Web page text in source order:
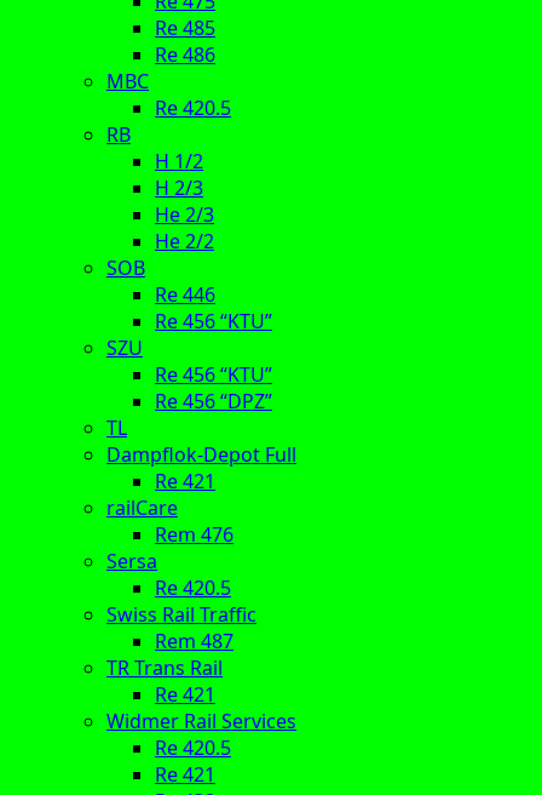
Re 485
Re 486
MBC
Re 420.5
RB
H 1/2
H 2/3
He 2/3
He 2/2
SOB
Re 446
Re 456 “KTU”
SZU
Re 456 “KTU”
Re 456 “DPZ”
TL
Dampflok-Depot Full
Re 421
railCare
Rem 476
Sersa
Re 420.5
Swiss Rail Traffic
Rem 487
TR Trans Rail
Re 421
Widmer Rail Services
Re 420.5
Re 421